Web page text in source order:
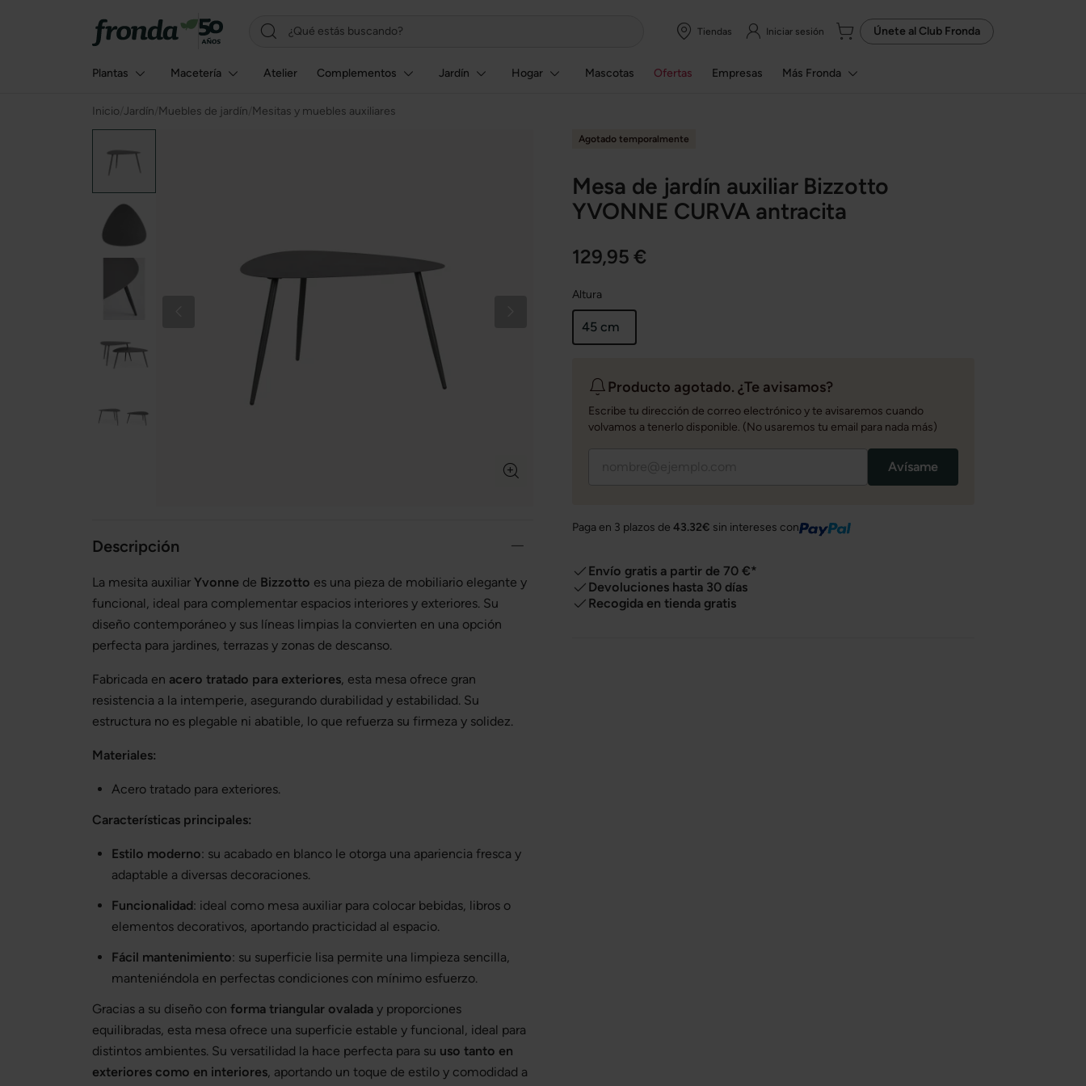
Tiendas Iniciar sesión Únete al Club Fronda
Plantas Macetería Atelier Complementos Jardín Hogar Mascotas Ofertas Empresas Más Fronda
Inicio Jardín Muebles de jardín Mesitas y muebles auxiliares
Agotado temporalmente
Mesa de jardín auxiliar Bizzotto
YVONNE CURVA antracita
129,95 €
Altura
45 cm
Producto agotado. ¿Te avisamos?
Escribe tu dirección de correo electrónico y te avisaremos cuando
volvamos a tenerlo disponible. (No usaremos tu email para nada más)
Avísame
Paga en 3 plazos de 43.32€ sin intereses con
Envío gratis a partir de 70 €*
Devoluciones hasta 30 días
Recogida en tienda gratis
Descripción
La mesita auxiliar Yvonne de Bizzotto es una pieza de mobiliario elegante y
funcional, ideal para complementar espacios interiores y exteriores. Su
diseño contemporáneo y sus líneas limpias la convierten en una opción
perfecta para jardines, terrazas y zonas de descanso.
Fabricada en acero tratado para exteriores, esta mesa ofrece gran
resistencia a la intemperie, asegurando durabilidad y estabilidad. Su
estructura no es plegable ni abatible, lo que refuerza su firmeza y solidez.
Materiales:
Acero tratado para exteriores.
Características principales:
Estilo moderno: su acabado en blanco le otorga una apariencia fresca y
adaptable a diversas decoraciones.
Funcionalidad: ideal como mesa auxiliar para colocar bebidas, libros o
elementos decorativos, aportando practicidad al espacio.
Fácil mantenimiento: su superficie lisa permite una limpieza sencilla,
manteniéndola en perfectas condiciones con mínimo esfuerzo.
Gracias a su diseño con forma triangular ovalada y proporciones
equilibradas, esta mesa ofrece una superficie estable y funcional, ideal para
distintos ambientes. Su versatilidad la hace perfecta para su uso tanto en
exteriores como en interiores, aportando un toque de estilo y comodidad a